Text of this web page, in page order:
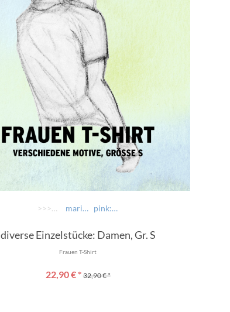
>>>> AUSWÄHLEN >>>> marine: Nur ned hudln pink: Autonarrat
diverse Einzelstücke: Damen, Gr. S
Frauen T-Shirt
22,90 € * 32,90 € *